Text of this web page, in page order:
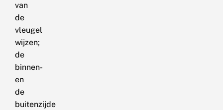
van
de
vleugel
wijzen;
de
binnen-
en
de
buitenzijde